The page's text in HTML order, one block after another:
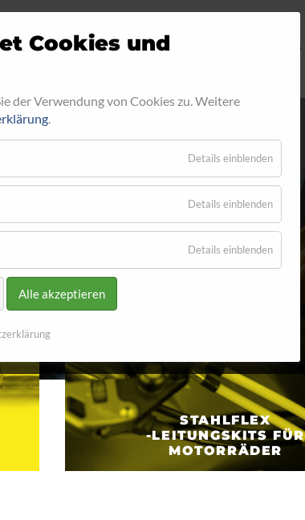
Startseite
032
032
STAHLFLEX
-LEITUNGSKITS FÜR
MOTORRÄDER
Cookies und
der Verwendung von Cookies zu. Weitere
.
Details einblenden
Details einblenden
Details einblenden
Alle akzeptieren